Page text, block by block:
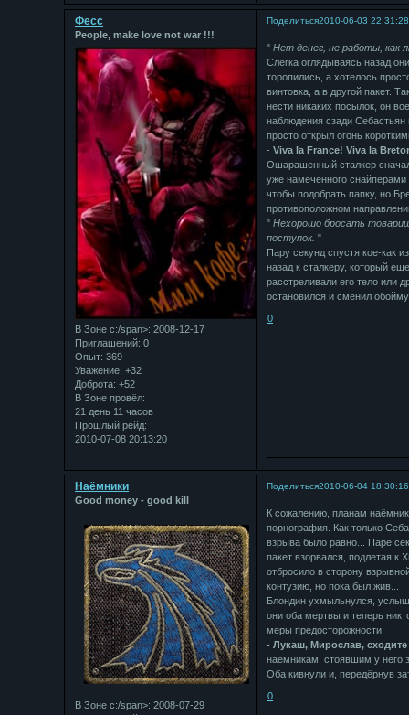
Поделиться2010-06-03 22:31:28
Фесс
People, make love not war !!!
В Зоне с:/span>: 2008-12-17
Приглашений: 0
Опыт: 369
Уважение: +32
Доброта: +52
В Зоне провёл:
21 день 11 часов
Прошлый рейд:
2010-07-08 20:13:20
"Нет денег, не работы, как
Слегка оглядываясь назад
торопились, а хотелось
винтовка, а в другой пакет.
нести никаких посылок, он
наблюдения сзади Себастьян
просто открыл огонь
-Viva la France! Viva la
Ошарашенный сталкер
уже намеченного
чтобы подобрать папку, но
противоположном
"Нехорошо бросать
поступок."
Пару секунд спустя кое-как
назад к сталкеру, который
расстреливали его тело или
остановился и сменил
0
Поделиться2010-06-04 18:30:16
Наёмники
Good money - good kill
В Зоне с:/span>: 2008-07-29
К сожалению, планам
порнография. Как только
взрыва было равно... Паре
пакет взорвался, подлетая к
отбросило в сторону
контузию, но пока был жив...
Блондин ухмыльнулся,
они оба мертвы и теперь
меры предосторожности.
- Лукаш, Мирослав, сходите
наёмникам, стоявшим у него
Оба кивнули и, передёрнув
0